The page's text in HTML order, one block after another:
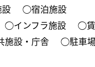
◯宿泊施設
◯インフラ施設
◯賃
設・庁舎
◯駐車